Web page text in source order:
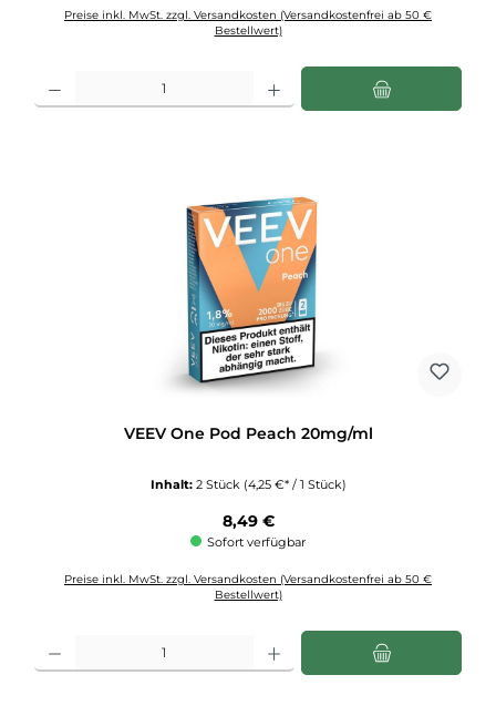
Preise inkl. MwSt. zzgl. Versandkosten (Versandkostenfrei ab 50 €
Bestellwert)
VEEV One Pod Peach 20mg/ml
Inhalt: 2 Stück (4,25 €* / 1 Stück)
Regulärer Preis:
8,49 €
Sofort verfügbar
Preise inkl. MwSt. zzgl. Versandkosten (Versandkostenfrei ab 50 €
Bestellwert)
Produkt Anzahl: Gib den gewünschten Wert ein oder benutze die Schaltflächen